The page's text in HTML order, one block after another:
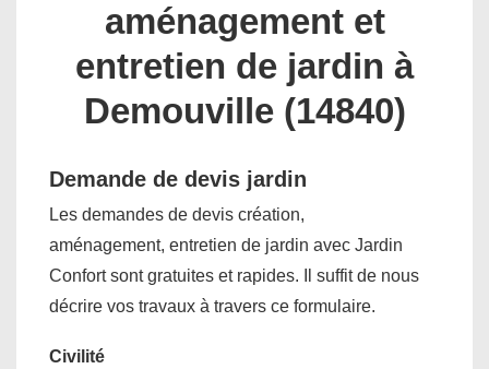
aménagement et
entretien de jardin à
Demouville (14840)
Demande de devis jardin
Les demandes de devis création,
aménagement, entretien de jardin avec Jardin
Confort sont gratuites et rapides. Il suffit de nous
décrire vos travaux à travers ce formulaire.
Civilité